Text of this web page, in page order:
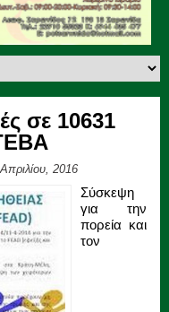
σε 10631
2016
Σύσκεψη
για την
πορεία και
τον